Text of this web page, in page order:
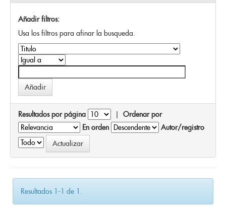
Añadir filtros:
Usa los filtros para afinar la busqueda.
Resultados por página | Ordenar por
En orden
Autor/registro
Resultados 1-1 de 1.